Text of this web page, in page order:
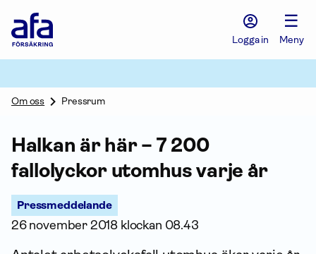
Försäkring
Logga in
☰
Meny
Om oss Pressrum
Halkan är här – 7 200
fallolyckor utomhus varje år
Pressmeddelande
26 november 2018 klockan 08.43